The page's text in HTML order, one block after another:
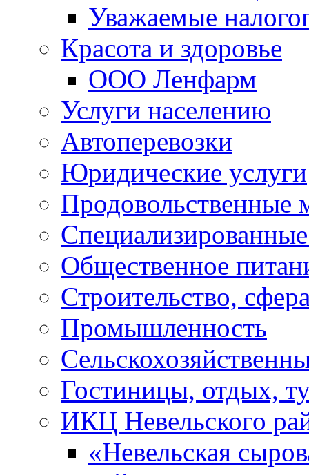
Уважаемые
Красота и здоровье
ООО Ленфарм
Услуги населению
Автоперевозки
Юридические услуги
Продовольственные
Общественное
Строительство,
Промышленность
Гостиницы, отдых,
ИКЦ Невельского
«Невельская